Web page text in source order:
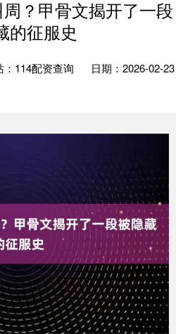
？甲骨文揭开了一段
的征服史
：114配资查询
日期：2026-02-23